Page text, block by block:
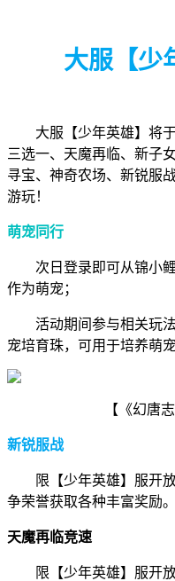
大服【少
大服【少年英雄】将
三选一、天魔再临、新子
寻宝、神奇农场、新锐服
游玩！
萌宠同行
次日登录即可从锦小
作为萌宠；
活动期间参与相关玩
宠培育珠，可用于培养萌宠
【《幻唐
新锐服战
限【少年英雄】服开
争荣誉获取各种丰富奖励。
天魔再临竞速
限【少年英雄】服开